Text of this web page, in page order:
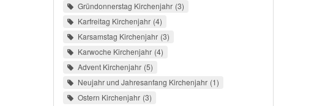
Gründonnerstag Kirchenjahr 3
Karfreitag Kirchenjahr 4
Karsamstag Kirchenjahr 3
Karwoche Kirchenjahr 4
Advent Kirchenjahr 5
Neujahr und Jahresanfang Kirchenjahr 1
Ostern Kirchenjahr 3